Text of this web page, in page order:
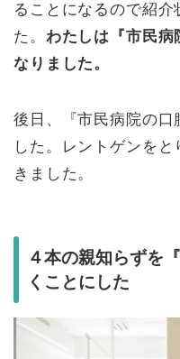
ることになるので紹
た。 わたしは『市民病
なりました。
後日、『市民病院の口
した。レントゲンを
きました。
４本の親知らずを
くことにした